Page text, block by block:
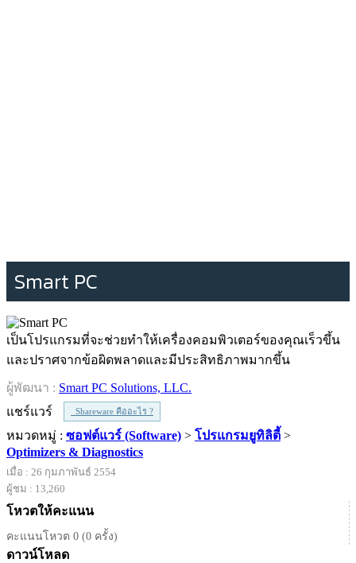
Smart PC
เป็นโปรแกรมที่จะช่วยทำให้เครื่องคอมพิวเตอร์ของคุณเร็วขึ้น
และปราศจากข้อผิดพลาดและมีประสิทธิภาพมากขึ้น
ผู้พัฒนา : Smart PC Solutions, LLC.
แชร์แวร์
Shareware คืออะไร ?
หมวดหมู่ : ซอฟต์แวร์ (Software) > โปรแกรมยูทิลิตี้ >
Optimizers & Diagnostics
เมื่อ : 26 กุมภาพันธ์ 2554
ผู้ชม : 13,260
โหวตให้คะแนน
คะแนนโหวต 0 (0 ครั้ง)
ดาวน์โหลด